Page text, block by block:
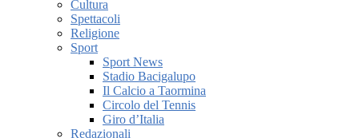
Cultura
Spettacoli
Religione
Sport
Sport News
Stadio Bacigalupo
Il Calcio a Taormina
Circolo del Tennis
Giro d’Italia
Redazionali